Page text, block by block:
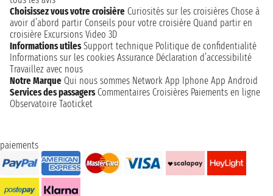
Choisissez vous votre croisière Curiosités sur les croisières Chose à
avoir d’abord partir Conseils pour votre croisière Quand partir en
croisière Excursions Video 3D
Informations utiles Support technique Politique de confidentialité
Informations sur les cookies Assurance Déclaration d’accessibilité
Travaillez avec nous
Notre Marque Qui nous sommes Network App Iphone App Android
Services des passagers Commentaires Croisières Paiements en ligne
Observatoire Taoticket
paiements